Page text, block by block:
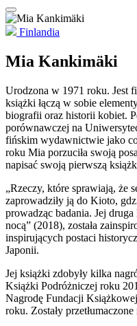
Finlandia
Mia Kankimäki
Urodzona w 1971 roku. Jest
książki łączą w sobie
biografii oraz historii kobiet.
porównawczej na
fińskim wydawnictwie jako
roku Mia porzuciła swoją
napisać swoją pierwszą
„Rzeczy, które sprawiają, że
zaprowadziły ją do Kioto,
prowadząc badania. Jej
nocą” (2018), została
inspirujących postaci
Japonii.
Jej książki zdobyły kilka
Książki Podróżniczej roku
Nagrodę Fundacji
roku. Zostały